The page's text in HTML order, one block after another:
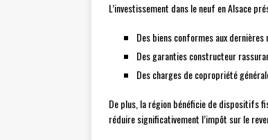
L’investissement dans le neuf en Alsace
Des biens conformes aux dernières
Des garanties constructeur
Des charges de copropriété
De plus, la région bénéficie de dispositifs
réduire significativement l’impôt sur le